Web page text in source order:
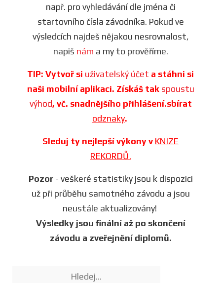
např. pro vyhledávání dle jména či
startovního čísla závodníka. Pokud ve
výsledcích najdeš nějakou nesrovnalost,
napiš nám a my to prověříme.
TIP: Vytvoř si uživatelský účet a stáhni si
naši mobilní aplikaci. Získáš tak spoustu
výhod, vč. snadnějšího přihlášení.sbírat
odznaky.
Sleduj ty nejlepší výkony v KNIZE
REKORDŮ.
Pozor- veškeré statistiky jsou k dispozici
už při průběhu samotného závodu a jsou
neustále aktualizovány!
Výsledky jsou finální až po skončení
závodu a zveřejnění diplomů.